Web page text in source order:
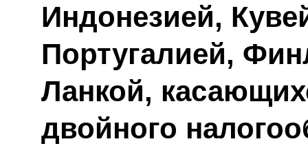
Индонезией,
Португалией,
Ланкой,
двойного